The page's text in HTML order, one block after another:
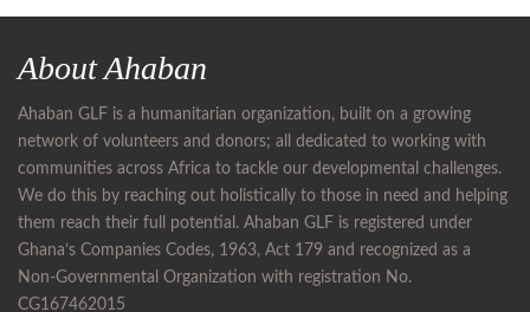
About Ahaban
Ahaban GLF is a humanitarian organization, built on a growing
network of volunteers and donors; all dedicated to working with
communities across Africa to tackle our developmental challenges.
We do this by reaching out holistically to those in need and helping
them reach their full potential. Ahaban GLF is registered under
Ghana’s Companies Codes, 1963, Act 179 and recognized as a
Non-Governmental Organization with registration No.
CG167462015